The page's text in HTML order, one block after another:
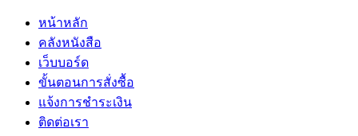
หน้าหลัก
คลังหนังสือ
เว็บบอร์ด
ขั้นตอนการสั่งซื้อ
แจ้งการชำระเงิน
ติดต่อเรา